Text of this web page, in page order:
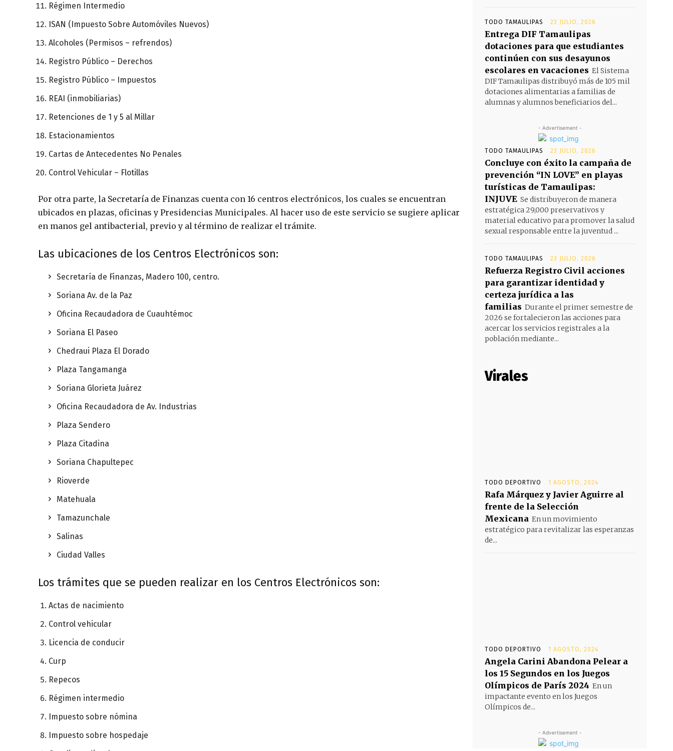
Régimen Intermedio
ISAN (Impuesto Sobre Automóviles Nuevos)
Alcoholes (Permisos – refrendos)
Registro Público – Derechos
Registro Público – Impuestos
REAI (inmobiliarias)
Retenciones de 1 y 5 al Millar
Estacionamientos
Cartas de Antecedentes No Penales
Control Vehicular – Flotillas
Por otra parte, la Secretaría de Finanzas cuenta con 16 centros electrónicos, los cuales se encuentran
ubicados en plazas, oficinas y Presidencias Municipales. Al hacer uso de este servicio se sugiere aplicar
en manos gel antibacterial, previo y al término de realizar el trámite.
Las ubicaciones de los Centros Electrónicos son:
Secretaría de Finanzas, Madero 100, centro.
Soriana Av. de la Paz
Oficina Recaudadora de Cuauhtémoc
Soriana El Paseo
Chedraui Plaza El Dorado
Plaza Tangamanga
Soriana Glorieta Juárez
Oficina Recaudadora de Av. Industrias
Plaza Sendero
Plaza Citadina
Soriana Chapultepec
Rioverde
Matehuala
Tamazunchale
Salinas
Ciudad Valles
Los trámites que se pueden realizar en los Centros Electrónicos son:
Actas de nacimiento
Control vehicular
Licencia de conducir
Curp
Repecos
Régimen intermedio
Impuesto sobre nómina
Impuesto sobre hospedaje
TODO TAMAULIPAS 23 JULIO, 2026
Entrega DIF Tamaulipas
dotaciones para que estudiantes
continúen con sus desayunos
escolares en vacaciones El Sistema
DIF Tamaulipas distribuyó más de 105 mil
dotaciones alimentarias a familias de
alumnas y alumnos beneficiarios del...
- Advertisement -
TODO TAMAULIPAS 23 JULIO, 2026
Concluye con éxito la campaña de
prevención “IN LOVE” en playas
turísticas de Tamaulipas:
INJUVE Se distribuyeron de manera
estratégica 29,000 preservativos y
material educativo para promover la salud
sexual responsable entre la juventud ...
TODO TAMAULIPAS 23 JULIO, 2026
Refuerza Registro Civil acciones
para garantizar identidad y
certeza jurídica a las
familias Durante el primer semestre de
2026 se fortalecieron las acciones para
acercar los servicios registrales a la
población mediante...
Virales
TODO DEPORTIVO 1 AGOSTO, 2024
Rafa Márquez y Javier Aguirre al
frente de la Selección
Mexicana En un movimiento
estratégico para revitalizar las esperanzas
de...
TODO DEPORTIVO 1 AGOSTO, 2024
Angela Carini Abandona Pelear a
los 15 Segundos en los Juegos
Olímpicos de París 2024 En un
impactante evento en los Juegos
Olímpicos de...
- Advertisement -